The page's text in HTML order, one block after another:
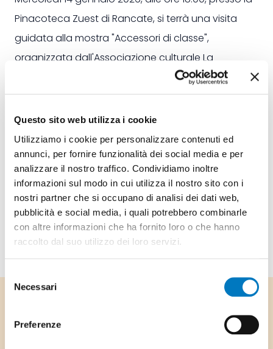
Questo sito web utilizza i cookie
Utilizziamo i cookie per personalizzare contenuti ed
annunci, per fornire funzionalità dei social media e per
analizzare il nostro traffico. Condividiamo inoltre
informazioni sul modo in cui utilizza il nostro sito con i
nostri partner che si occupano di analisi dei dati web,
pubblicità e social media, i quali potrebbero combinarle
con altre informazioni che ha fornito loro o che hanno
raccolto dal suo utilizzo dei loro servizi.
delNecessari
Preferenze
Pinacoteca Zuest di Rancate, si terrà una visita
guidata alla mostra "Accessori di classe",
organizzata dall'Associazione culturale La
La visita permetterà di approfondire i contenuti
dell'esposizione attraverso un percorso guidato,
offrendo al pubblico uno sguardo più dettagliato
sulle opere e sul loro contesto.
Stemma Comune di Stabio